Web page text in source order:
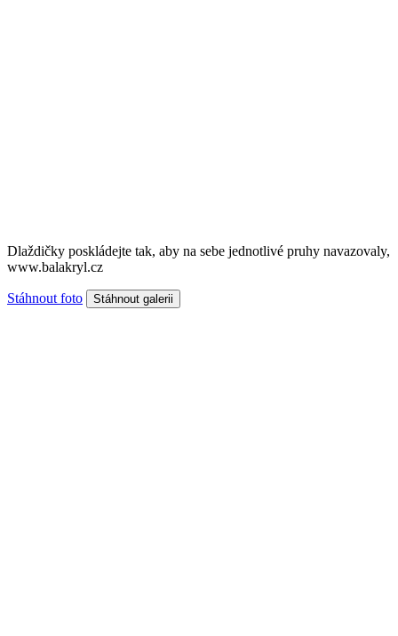
Dlaždičky poskládejte tak, aby na sebe jednotlivé pruhy navazovaly,
www.balakryl.cz
Stáhnout foto